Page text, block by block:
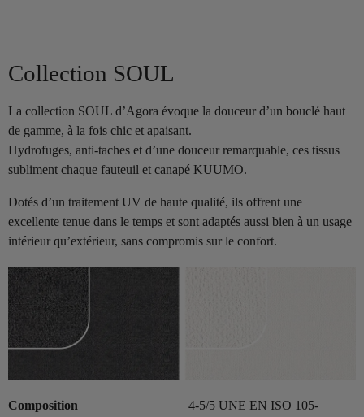
Collection SOUL
La collection SOUL d’Agora évoque la douceur d’un bouclé haut
de gamme, à la fois chic et apaisant.
Hydrofuges, anti-taches et d’une douceur remarquable, ces tissus
subliment chaque fauteuil et canapé KUUMO.
Dotés d’un traitement UV de haute qualité, ils offrent une
excellente tenue dans le temps et sont adaptés aussi bien à un usage
intérieur qu’extérieur, sans compromis sur le confort.
Composition
4-5/5 UNE EN ISO 105-